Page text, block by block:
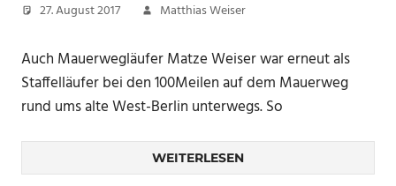
27. August 2017 Matthias Weiser
Auch Mauerwegläufer Matze Weiser war erneut als
Staffelläufer bei den 100Meilen auf dem Mauerweg
rund ums alte West-Berlin unterwegs. So
WEITERLESEN